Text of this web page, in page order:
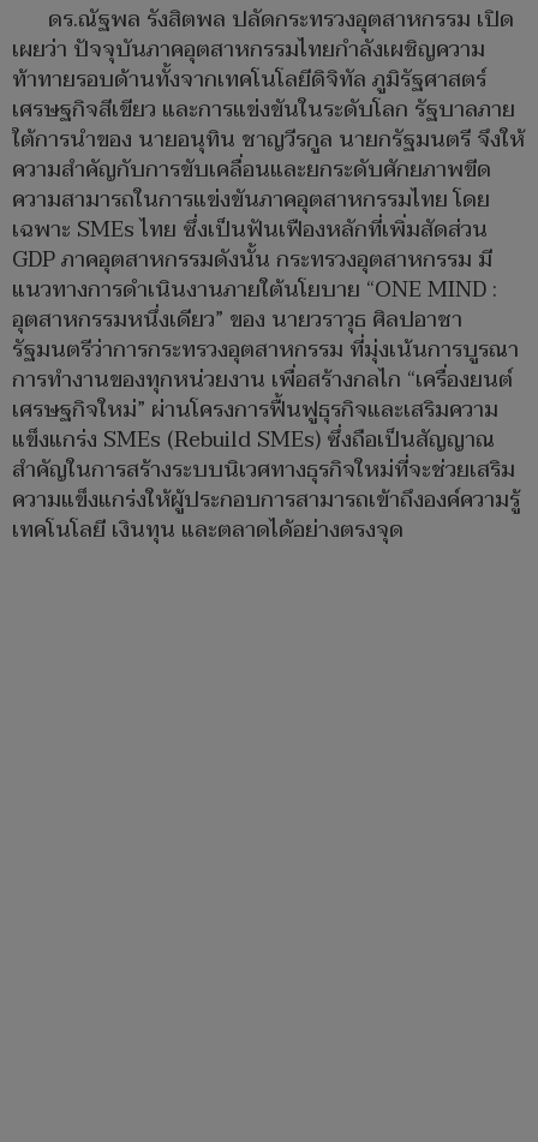
ดร.ณัฐพล รังสิตพล ปลัดกระทรวงอุตสาหกรรม เปิด
เผยว่า ปัจจุบันภาคอุตสาหกรรมไทยกำลังเผชิญความ
ท้าทายรอบด้านทั้งจากเทคโนโลยีดิจิทัล ภูมิรัฐศาสตร์
เศรษฐกิจสีเขียว และการแข่งขันในระดับโลก รัฐบาลภาย
ใต้การนำของ นายอนุทิน ชาญวีรกูล นายกรัฐมนตรี จึงให้
ความสำคัญกับการขับเคลื่อนและยกระดับศักยภาพขีด
ความสามารถในการแข่งขันภาคอุตสาหกรรมไทย โดย
เฉพาะ SMEs ไทย ซึ่งเป็นฟันเฟืองหลักที่เพิ่มสัดส่วน
GDP ภาคอุตสาหกรรมดังนั้น กระทรวงอุตสาหกรรม มี
แนวทางการดำเนินงานภายใต้นโยบาย “ONE MIND :
อุตสาหกรรมหนึ่งเดียว” ของ นายวราวุธ ศิลปอาชา
รัฐมนตรีว่าการกระทรวงอุตสาหกรรม ที่มุ่งเน้นการบูรณา
การทำงานของทุกหน่วยงาน เพื่อสร้างกลไก “เครื่องยนต์
เศรษฐกิจใหม่” ผ่านโครงการฟื้นฟูธุรกิจและเสริมความ
แข็งแกร่ง SMEs (Rebuild SMEs) ซึ่งถือเป็นสัญญาณ
สำคัญในการสร้างระบบนิเวศทางธุรกิจใหม่ที่จะช่วยเสริม
ความแข็งแกร่งให้ผู้ประกอบการสามารถเข้าถึงองค์ความรู้
เทคโนโลยี เงินทุน และตลาดได้อย่างตรงจุด